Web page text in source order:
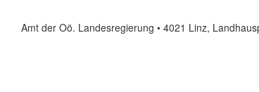
Amt der Oö. Landesregierung • 4021 Linz,